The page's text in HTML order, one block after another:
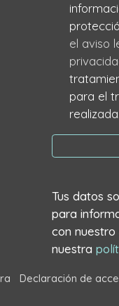
el aviso
para el
realizada.
Tus datos
para
con nuestro
nuestra
Declaración de